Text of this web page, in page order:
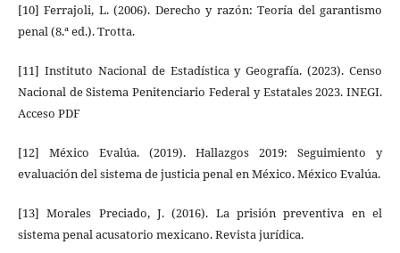
[10] Ferrajoli, L. (2006). Derecho y razón: Teoría del garantismo
penal (8.ª ed.). Trotta.
[11] Instituto Nacional de Estadística y Geografía. (2023). Censo
Nacional de Sistema Penitenciario Federal y Estatales 2023. INEGI.
Acceso PDF
[12] México Evalúa. (2019). Hallazgos 2019: Seguimiento y
evaluación del sistema de justicia penal en México. México Evalúa.
[13] Morales Preciado, J. (2016). La prisión preventiva en el
sistema penal acusatorio mexicano. Revista jurídica.